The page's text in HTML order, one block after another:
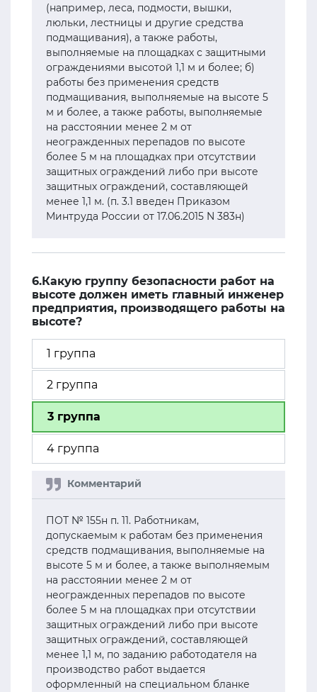
(например, леса, подмости, вышки,
люльки, лестницы и другие средства
подмащивания), а также работы,
выполняемые на площадках с защитными
ограждениями высотой 1,1 м и более; б)
работы без применения средств
подмащивания, выполняемые на высоте 5
м и более, а также работы, выполняемые
на расстоянии менее 2 м от
неогражденных перепадов по высоте
более 5 м на площадках при отсутствии
защитных ограждений либо при высоте
защитных ограждений, составляющей
менее 1,1 м. (п. 3.1 введен Приказом
Минтруда России от 17.06.2015 N 383н)
6.Какую группу безопасности работ на
высоте должен иметь главный инженер
предприятия, производящего работы на
высоте?
1 группа
2 группа
3 группа
4 группа
ПОТ № 155н п. 11. Работникам,
допускаемым к работам без применения
средств подмащивания, выполняемые на
высоте 5 м и более, а также выполняемым
на расстоянии менее 2 м от
неогражденных перепадов по высоте
более 5 м на площадках при отсутствии
защитных ограждений либо при высоте
защитных ограждений, составляющей
менее 1,1 м, по заданию работодателя на
производство работ выдается
оформленный на специальном бланке